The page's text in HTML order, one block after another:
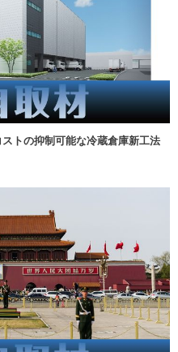
トの抑制可能な冷蔵倉庫新工法